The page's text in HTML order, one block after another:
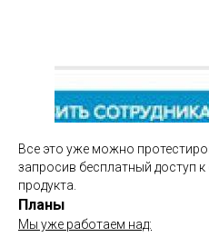
Все это уже можно
запросив бесплатный доступ
продукта.
Планы
Мы уже работаем над: